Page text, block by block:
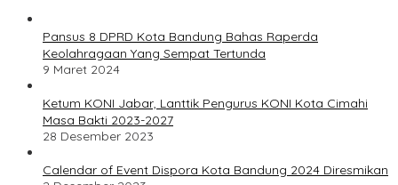
Pansus 8 DPRD Kota Bandung Bahas Raperda
Keolahragaan Yang Sempat Tertunda
9 Maret 2024
Ketum KONI Jabar, Lanttik Pengurus KONI Kota Cimahi
Masa Bakti 2023-2027
28 Desember 2023
Calendar of Event Dispora Kota Bandung 2024 Diresmikan